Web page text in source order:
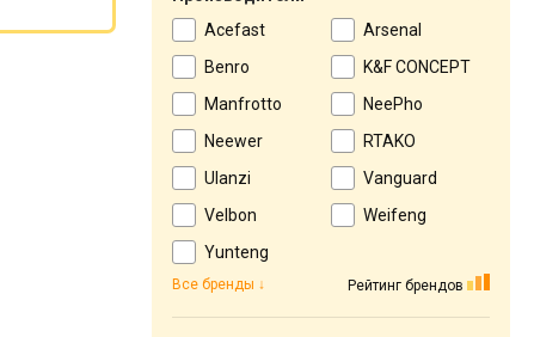
Acefast
Arsenal
Benro
K&F CONCEPT
Manfrotto
NeePho
Neewer
RTAKO
Ulanzi
Vanguard
Velbon
Weifeng
Yunteng
Рейтинг брендов
Все бренды